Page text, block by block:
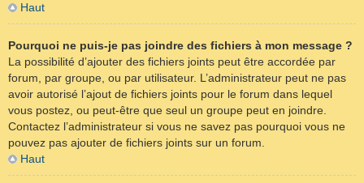
Haut
Pourquoi ne puis-je pas joindre des fichiers à mon message ?
La possibilité d’ajouter des fichiers joints peut être accordée par
forum, par groupe, ou par utilisateur. L’administrateur peut ne pas
avoir autorisé l’ajout de fichiers joints pour le forum dans lequel
vous postez, ou peut-être que seul un groupe peut en joindre.
Contactez l’administrateur si vous ne savez pas pourquoi vous ne
pouvez pas ajouter de fichiers joints sur un forum.
Haut